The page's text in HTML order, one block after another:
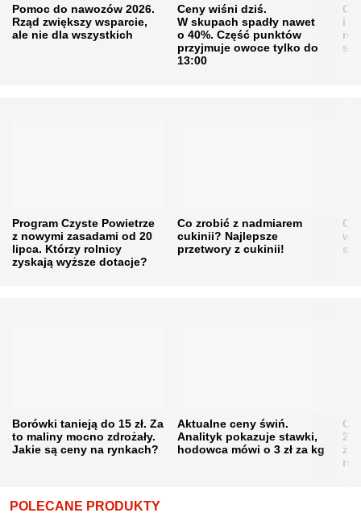
Pomoc do nawozów 2026.
Rząd zwiększy wsparcie,
ale nie dla wszystkich
Ceny wiśni dziś.
W skupach spadły nawet
o 40%. Część punktów
przyjmuje owoce tylko do
13:00
i
Program Czyste Powietrze
z nowymi zasadami od 20
lipca. Którzy rolnicy
zyskają wyższe dotacje?
Co zrobić z nadmiarem
cukinii? Najlepsze
przetwory z cukinii!
w
Borówki tanieją do 15 zł. Za
to maliny mocno zdrożały.
Jakie są ceny na rynkach?
Aktualne ceny świń.
Analityk pokazuje stawki,
hodowca mówi o 3 zł za kg
POLECANE PRODUKTY